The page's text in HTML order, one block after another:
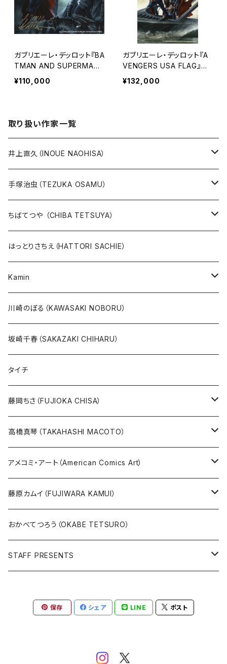
ガブリエーレ・デッロット『BA
TMAN AND SUPERMAN』
版画
¥110,000
ガブリエーレ・デッロット『A
VENGERS USA FLAG』版
画
¥132,000
取り扱い作家一覧
井上直久（INOUE NAOHISA）
人気作品TOP10
版画
10万未満
20万未満
本、カレンダー
イバラード新作版画2026
手塚治虫（TEZUKA OSAMU）
版画
鉄腕アトム
ジャングル大帝
その他
人気作品TOP10
ちばてつや （CHIBA TETSUYA）
版画
あしたのジョー
その他
人気作品TOP5
はっとりさちえ（HATTORI SACHIE）
Kamin
版画
川崎のぼる（KAWASAKI NOBORU）
坂崎千春（SAKAZAKI CHIHARU）
タイチ
藤岡ちさ（FUJIOKA CHISA）
版画
原画
高橋真琴（TAKAHASHI MACOTO）
版画
直筆サイン入り
版上サイン【新作】
グッズ
アメコミ・アート（American Comics Art）
ガブリエーレ・デッロット版画
SPIDER MAN
BATMAN
SUPERMAN
人気作品TOP5
藤原カムイ（FUJIWARA KAMUI）
複製原画
おかべてつろう（OKABE TETSURO）
STAFF PRESENTS
保存 シェア LINE ポスト